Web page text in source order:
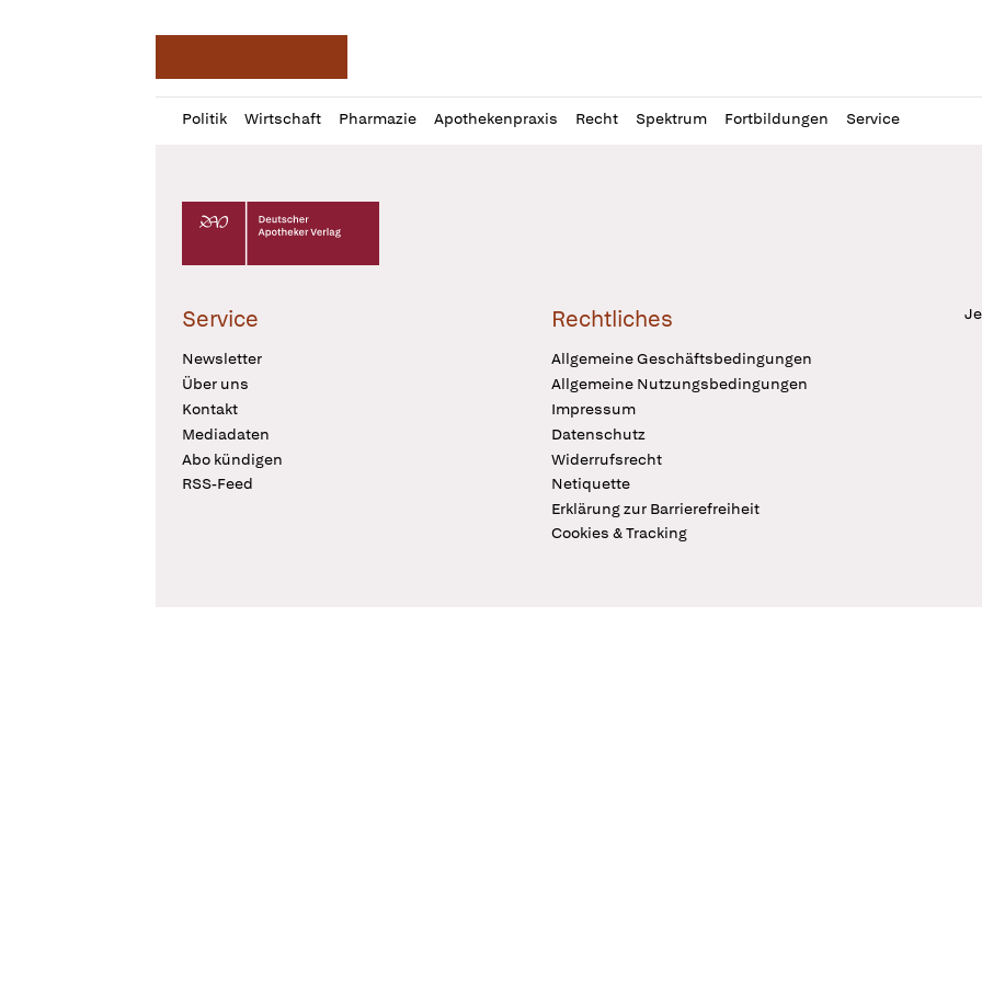
Politik Wirtschaft Pharmazie Apothekenpraxis Recht Spektrum Fortbildungen Service
Profil
öffnen
Daz
Pur
Deutscher Apotheker Verlag Logo
Service
Newsletter
Über uns
Kontakt
Mediadaten
Abo kündigen
RSS-Feed
Rechtliches
Allgemeine Geschäftsbedingungen
Allgemeine Nutzungsbedingungen
Impressum
Datenschutz
Widerrufsrecht
Netiquette
Erklärung zur Barrierefreiheit
Cookies & Tracking